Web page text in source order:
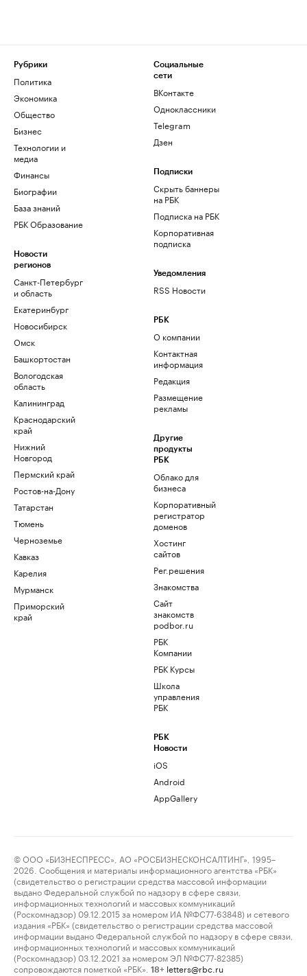
Рубрики
Политика
Экономика
Общество
Бизнес
Технологии и
медиа
Финансы
Биографии
База знаний
РБК Образование
Новости
регионов
Санкт-Петербург
и область
Екатеринбург
Новосибирск
Омск
Башкортостан
Вологодская
область
Калининград
Краснодарский
край
Нижний
Новгород
Пермский край
Ростов-на-Дону
Татарстан
Тюмень
Черноземье
Кавказ
Карелия
Мурманск
Приморский
край
Социальные
сети
ВКонтакте
Одноклассники
Telegram
Дзен
Подписки
Скрыть баннеры
на РБК
Подписка на РБК
Корпоративная
подписка
Уведомления
RSS Новости
РБК
О компании
Контактная
информация
Редакция
Размещение
рекламы
Другие
продукты
РБК
Облако для
бизнеса
Корпоративный
регистратор
доменов
Хостинг
сайтов
Рег.решения
Знакомства
Сайт
знакомств
podbor.ru
РБК
Компании
РБК Курсы
Школа
управления
РБК
РБК
Новости
iOS
Android
AppGallery
© ООО «БИЗНЕСПРЕСС», АО «РОСБИЗНЕСКОНСАЛТИНГ», 1995–
2026. Сообщения и материалы информационного агентства «РБК»
(свидетельство о регистрации средства массовой информации
выдано Федеральной службой по надзору в сфере связи,
информационных технологий и массовых коммуникаций
(Роскомнадзор) 09.12.2015 за номером ИА №ФС77-63848) и сетевого
издания «РБК» (свидетельство о регистрации средства массовой
информации выдано Федеральной службой по надзору в сфере связи,
информационных технологий и массовых коммуникаций
(Роскомнадзор) 03.12.2021 за номером ЭЛ №ФС77-82385)
сопровождаются пометкой «РБК».
18+ letters@rbc.ru